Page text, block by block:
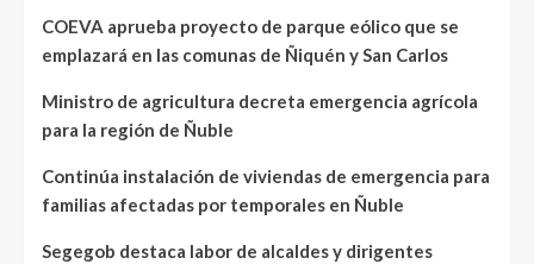
COEVA aprueba proyecto de parque eólico que se
emplazará en las comunas de Ñiquén y San Carlos
Ministro de agricultura decreta emergencia agrícola
para la región de Ñuble
Continúa instalación de viviendas de emergencia para
familias afectadas por temporales en Ñuble
Segegob destaca labor de alcaldes y dirigentes